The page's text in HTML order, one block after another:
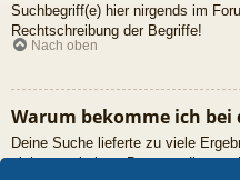
Suchbegriff(e) hier nirgends im
Rechtschreibung der Begriffe!
Nach oben
Warum bekomme ich bei
Deine Suche lieferte zu viele
nicht verarbeiten. Benutze die